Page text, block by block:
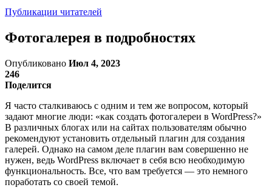
Публикации читателей
Фотогалерея в подробностях
Опубликовано Июл 4, 2023
246
Поделится
Я часто сталкиваюсь с одним и тем же вопросом, который
задают многие люди: «как создать фотогалереи в WordPress?»
В различных блогах или на сайтах пользователям обычно
рекомендуют установить отдельный плагин для создания
галерей. Однако на самом деле плагин вам совершенно не
нужен, ведь WordPress включает в себя всю необходимую
функциональность. Все, что вам требуется — это немного
поработать со своей темой.